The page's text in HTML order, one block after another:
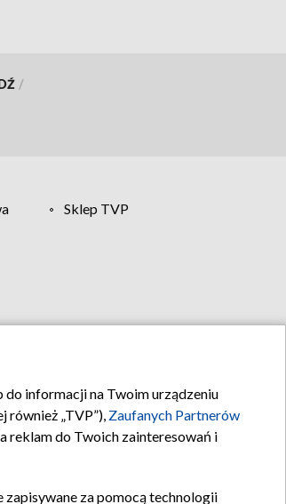
/
Sklep TVP
informacji na Twoim urządzeniu
również „TVP”), Zaufanych Partnerów
reklam do Twoich zainteresowań i
zapisywane za pomocą technologii